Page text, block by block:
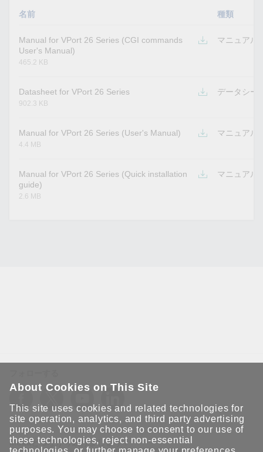
名前 種類
Manual for VPort 26 Series (CGI commands
User's Manual)
465.2 KB
マニュアル
Datasheet for VPort 26 Series
902.3 KB
データシー
Manual for VPort 26 Series (User's Manual)
4.4 MB
マニュアル
Manual for VPort 26 Series (Quick installation
guide)
2.6 MB
マニュアル
Moxaとつながり続けましょう！
About Cookies on This Site
This site uses cookies and related technologies for
site operation, analytics, and third party advertising
purposes. You may choose to consent to our use of
these technologies, reject non-essential